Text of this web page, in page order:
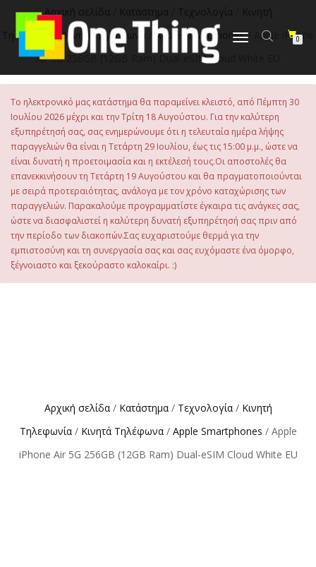
Εναλλαγή
0
Αρχική σελίδα Κατάστημα Τεχνολογία
Κινητή
Τηλεφωνία
/Κινητά Τηλέφωνα Apple Smartphones/ Apple iPhone
Air 5G 256GB (12GB Ram) Dual-eSIM Cloud White EU
Το ηλεκτρονικό μας κατάστημα θα παραμείνει κλειστό, από Πέμπτη 30
Ιουλίου 2026 μέχρι και την Τρίτη 18 Αυγούστου. Για την καλύτερη
εξυπηρέτησή σας, σας ενημερώνουμε ότι η τελευταία ημέρα λήψης
παραγγελιών θα είναι η Τετάρτη 29 Ιουλίου, έως τις 15:00 μ.μ., ώστε να
είναι δυνατή η προετοιμασία και η εκτέλεσή τους.Οι αποστολές θα
επανεκκινήσουν τη Τετάρτη 19 Αυγούστου και θα πραγματοποιούνται
με σειρά προτεραιότητας, ανάλογα με τον χρόνο καταχώρισης των
παραγγελιών. Παρακαλούμε προγραμματίστε έγκαιρα τις ανάγκες σας,
ώστε να διασφαλιστεί η καλύτερη δυνατή εξυπηρέτησή σας πριν από
την περίοδο των διακοπών.Σας ευχαριστούμε θερμά για την
εμπιστοσύνη και τη συνεργασία σας και σας ευχόμαστε ένα όμορφο,
ξέγνοιαστο και ξεκούραστο καλοκαίρι. :)
Αρχική σελίδα/ Κατάστημα/ Τεχνολογία/ Κινητή
Τηλεφωνία/ Κινητά Τηλέφωνα/ Apple Smartphones / Apple
iPhone Air 5G 256GB (12GB Ram) Dual-eSIM Cloud White EU